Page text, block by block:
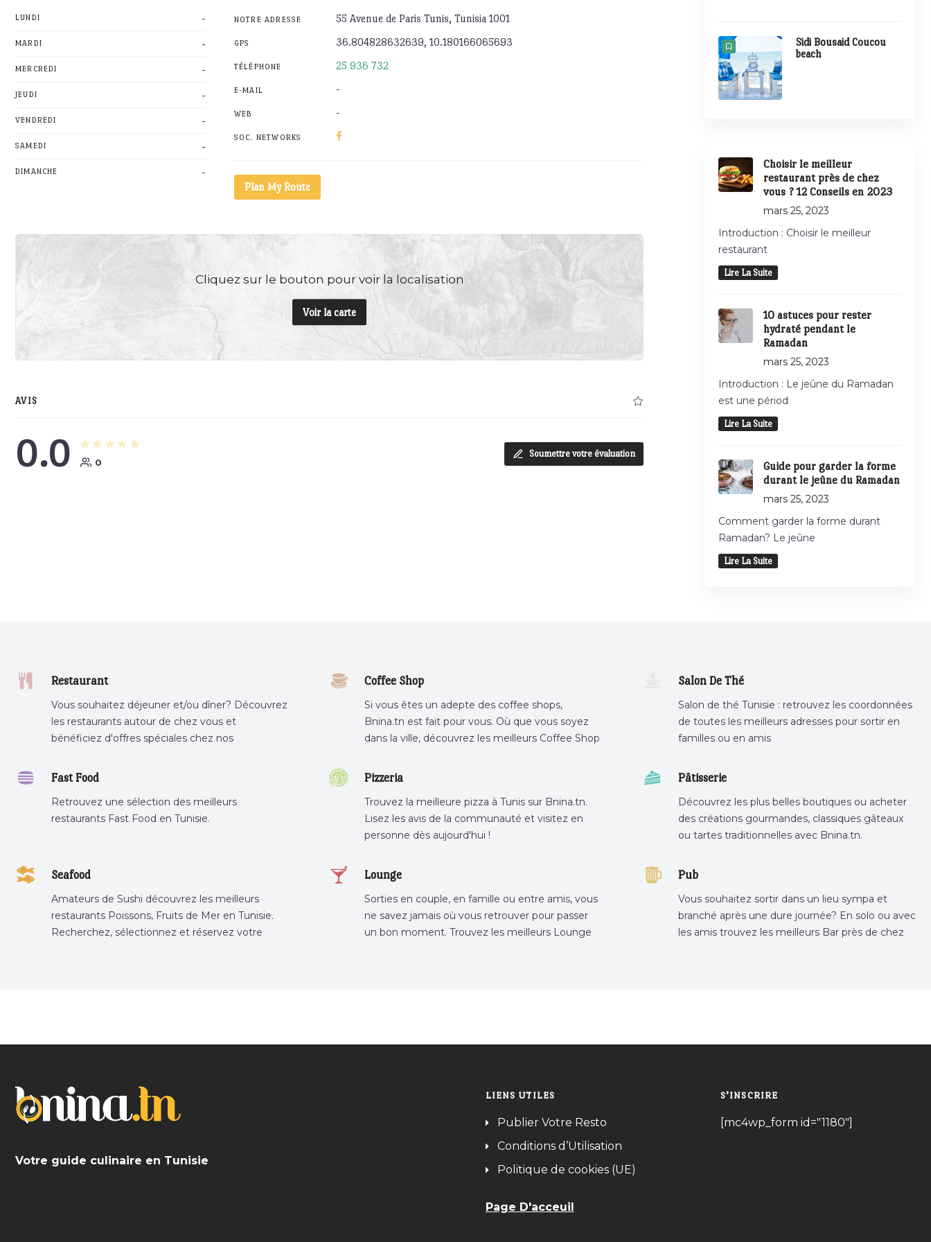
LUNDI -
MARDI -
MERCREDI -
JEUDI -
VENDREDI -
SAMEDI -
DIMANCHE -
NOTRE ADRESSE 55 Avenue de Paris Tunis, Tunisia 1001
GPS 36.804828632639, 10.180166065693
TÉLÉPHONE 25 936 732
E-MAIL -
WEB -
SOC. NETWORKS
Plan My Route
Cliquez sur le bouton pour voir la localisation
Voir la carte
AVIS
0.0 0
Soumettre votre évaluation
Sidi Bousaid Coucou
beach
Choisir le meilleur
restaurant près de chez
vous ? 12 Conseils en 2023
mars 25, 2023
Introduction : Choisir le meilleur
restaurant
Lire La Suite
10 astuces pour rester
hydraté pendant le
Ramadan
mars 25, 2023
Introduction : Le jeûne du Ramadan
est une périod
Lire La Suite
Guide pour garder la forme
durant le jeûne du Ramadan
mars 25, 2023
Comment garder la forme durant
Ramadan? Le jeûne
Lire La Suite
Restaurant
Vous souhaitez déjeuner et/ou dîner? Découvrez
les restaurants autour de chez vous et
bénéficiez d'offres spéciales chez nos
Coffee Shop
Si vous êtes un adepte des coffee shops,
Bnina.tn est fait pour vous. Où que vous soyez
dans la ville, découvrez les meilleurs Coffee Shop
Salon De Thé
Salon de thé Tunisie : retrouvez les coordonnées
de toutes les meilleurs adresses pour sortir en
familles ou en amis
Fast Food
Retrouvez une sélection des meilleurs
restaurants Fast Food en Tunisie.
Pizzeria
Trouvez la meilleure pizza à Tunis sur Bnina.tn.
Lisez les avis de la communauté et visitez en
personne dès aujourd'hui !
Pâtisserie
Découvrez les plus belles boutiques ou acheter
des créations gourmandes, classiques gâteaux
ou tartes traditionnelles avec Bnina.tn.
tunis, patisserie tunis, pâtisserie sousse .
Seafood
Amateurs de Sushi découvrez les meilleurs
restaurants Poissons, Fruits de Mer en Tunisie.
Recherchez, sélectionnez et réservez votre
Lounge
Sorties en couple, en famille ou entre amis, vous
ne savez jamais où vous retrouver pour passer
un bon moment. Trouvez les meilleurs Lounge
Pub
Vous souhaitez sortir dans un lieu sympa et
branché après une dure journée? En solo ou avec
les amis trouvez les meilleurs Bar près de chez
Votre guide culinaire en Tunisie
LIENS UTILES
Publier Votre Resto
Conditions d’Utilisation
Politique de cookies (UE)
Page D'acceuil
S’INSCRIRE
[mc4wp_form id="1180"]